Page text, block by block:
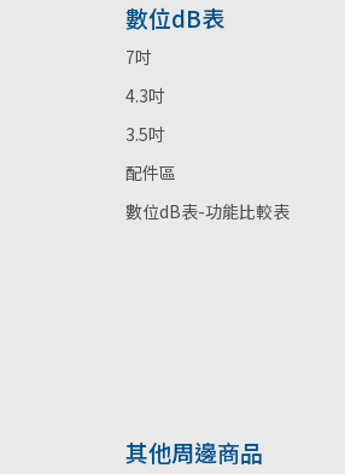
數位dB表
7吋
4.3吋
3.5吋
配件區
數位dB表-功能比較表
其他周邊商品